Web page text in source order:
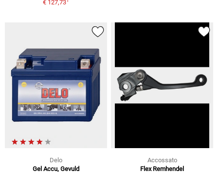
€ 127,73
Delo
Gel Accu, Gevuld
Accossato
Flex Remhendel